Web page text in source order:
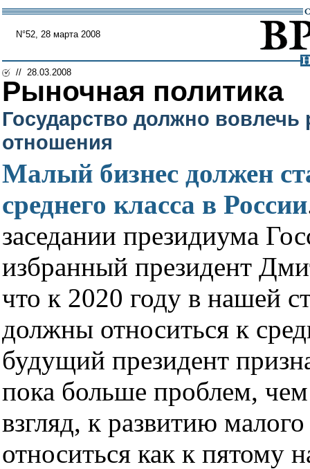
N°52, 28 марта 2008
// 28.03.2008
Рыночная политика
Государство должно
отношения
Малый бизнес должен
среднего класса в России
заседании президиума
избранный президент
что к 2020 году в нашей
должны относиться к
будущий президент
пока больше проблем,
взгляд, к развитию
относиться как к пятому